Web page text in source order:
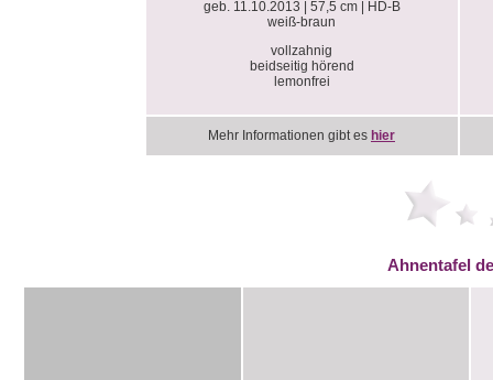
geb. 11.10.2013 | 57,5 cm | HD-B
weiß-braun
vollzahnig
beidseitig hörend
lemonfrei
Mehr Informationen gibt es hier
Ahnentafel